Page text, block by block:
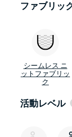
EasyGel
しやすい
病がある
粘着性が
の折り重
肌の組織
弊社独自
ファブリッ
グレー色布
ブラウンフ
ブラウン
ブラック
ブラック
シームレス ニ
ットファブリッ
ク
活動レベル